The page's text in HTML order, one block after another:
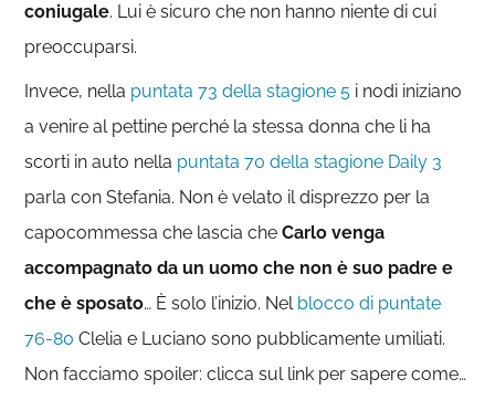
coniugale. Lui è sicuro che non hanno niente di cui
preoccuparsi.
Invece, nella puntata 73 della stagione 5 i nodi iniziano
a venire al pettine perché la stessa donna che li ha
scorti in auto nella puntata 70 della stagione Daily 3
parla con Stefania. Non è velato il disprezzo per la
capocommessa che lascia cheCarlo venga
accompagnato da un uomo che non è suo padre e
che è sposato… È solo l’inizio. Nel blocco di puntate
76-80 Clelia e Luciano sono pubblicamente umiliati.
Non facciamo spoiler: clicca sul link per sapere come…